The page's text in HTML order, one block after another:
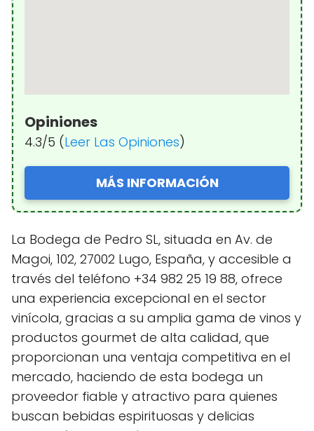
Opiniones
4.3/5 (Leer Las Opiniones)
MÁS INFORMACIÓN
La Bodega de Pedro SL, situada en Av. de
Magoi, 102, 27002 Lugo, España, y accesible a
través del teléfono +34 982 25 19 88, ofrece
una experiencia excepcional en el sector
vinícola, gracias a su amplia gama de vinos y
productos gourmet de alta calidad, que
proporcionan una ventaja competitiva en el
mercado, haciendo de esta bodega un
proveedor fiable y atractivo para quienes
buscan bebidas espirituosas y delicias